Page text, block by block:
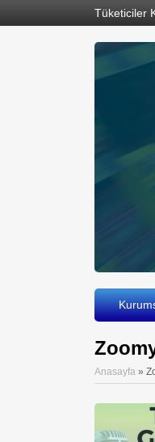
Tüketiciler
Anasayfa »